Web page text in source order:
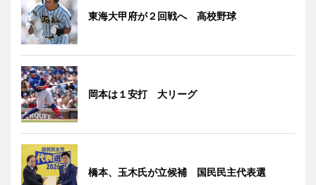
東海大甲府が２回戦へ 高校野球
岡本は１安打 大リーグ
橋本、玉木氏が立候補 国民民主代表選